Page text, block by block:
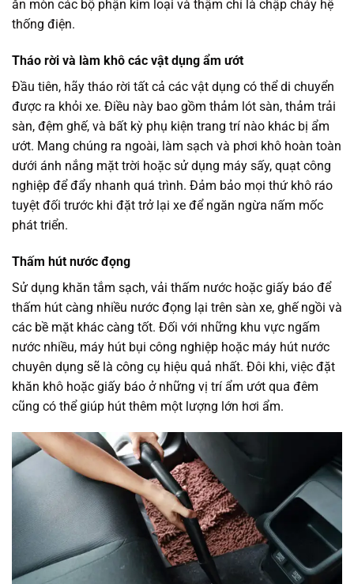
ăn mòn các bộ phận kim loại và thậm chí là chập cháy hệ
thống điện.
Tháo rời và làm khô các vật dụng ẩm ướt
Đầu tiên, hãy tháo rời tất cả các vật dụng có thể di chuyển
được ra khỏi xe. Điều này bao gồm thảm lót sàn, thảm trải
sàn, đệm ghế, và bất kỳ phụ kiện trang trí nào khác bị ẩm
ướt. Mang chúng ra ngoài, làm sạch và phơi khô hoàn toàn
dưới ánh nắng mặt trời hoặc sử dụng máy sấy, quạt công
nghiệp để đẩy nhanh quá trình. Đảm bảo mọi thứ khô ráo
tuyệt đối trước khi đặt trở lại xe để ngăn ngừa nấm mốc
phát triển.
Thấm hút nước đọng
Sử dụng khăn tắm sạch, vải thấm nước hoặc giấy báo để
thấm hút càng nhiều nước đọng lại trên sàn xe, ghế ngồi và
các bề mặt khác càng tốt. Đối với những khu vực ngấm
nước nhiều, máy hút bụi công nghiệp hoặc máy hút nước
chuyên dụng sẽ là công cụ hiệu quả nhất. Đôi khi, việc đặt
khăn khô hoặc giấy báo ở những vị trí ẩm ướt qua đêm
cũng có thể giúp hút thêm một lượng lớn hơi ẩm.